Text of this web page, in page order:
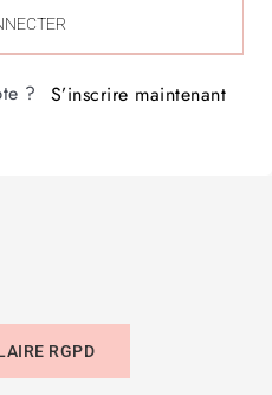
? S’inscrire maintenant
RGPD